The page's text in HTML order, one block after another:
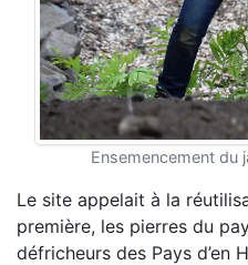
Ensemencement du
Le site appelait à la
première, les pierres du
défricheurs des Pays d’en